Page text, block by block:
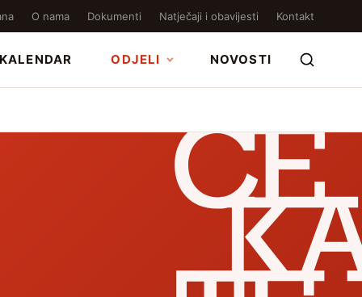
O nama Dokumenti Natječaji i obavijesti Kontakt
KALENDAR ODJELI NOVOSTI